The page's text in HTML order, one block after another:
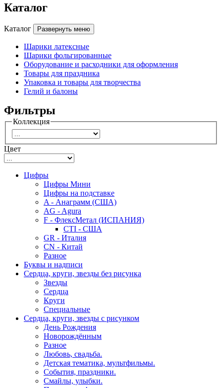
Каталог
Каталог Развернуть меню
Шарики латексные
Шарики фольгированные
Оборудование и расходники для оформления
Товары для праздника
Упаковка и товары для творчества
Гелий и балоны
Фильтры
Коллекция
Цвет
Цифры
Цифры Мини
Цифры на подставке
A - Анаграмм (США)
AG - Agura
F - ФлексМетал (ИСПАНИЯ)
CTI - США
GR - Италия
CN - Китай
Разное
Буквы и надписи
Сердца, круги, звезды без рисунка
Звезды
Сердца
Круги
Специальные
Сердца, круги, звезды с рисунком
День Рождения
Новорождённым
Разное
Любовь, свадьба.
Детская тематика, мультфильмы.
События, праздники.
Смайлы, улыбки.